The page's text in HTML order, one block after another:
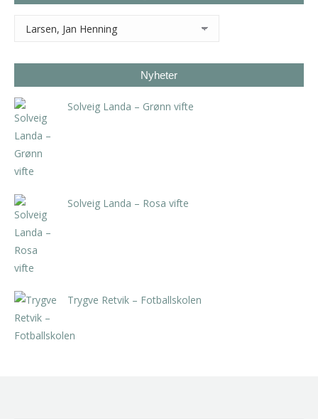
Nyheter
Solveig Landa – Grønn vifte
Solveig Landa – Rosa vifte
Trygve Retvik – Fotballskolen